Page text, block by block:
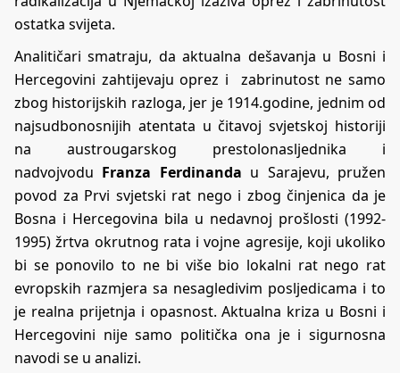
ostatka svijeta.
Analitičari smatraju, da aktualna dešavanja u Bosni i
Hercegovini zahtijevaju oprez i zabrinutost ne samo
zbog historijskih razloga, jer je 1914.godine, jednim od
najsudbonosnijih atentata u čitavoj svjetskoj historiji
na austrougarskog prestolonasljednika i
nadvojvodu Franza Ferdinanda u Sarajevu, pružen
povod za Prvi svjetski rat nego i zbog činjenica da je
Bosna i Hercegovina bila u nedavnoj prošlosti (1992-
1995) žrtva okrutnog rata i vojne agresije, koji ukoliko
bi se ponovilo to ne bi više bio lokalni rat nego rat
evropskih razmjera sa nesagledivim posljedicama i to
je realna prijetnja i opasnost. Aktualna kriza u Bosni i
Hercegovini nije samo politička ona je i sigurnosna
navodi se u analizi.